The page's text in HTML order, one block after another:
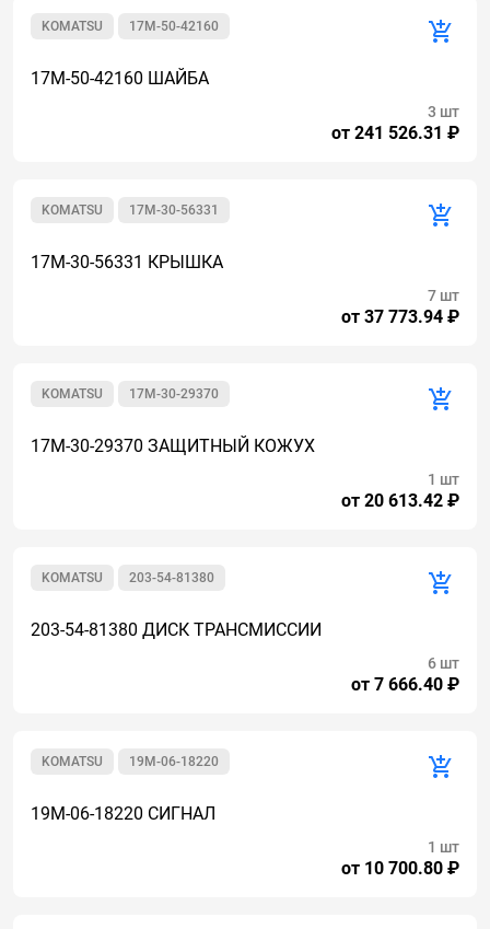
17M-50-42160
KOMATSU
17M-50-42160 ШАЙБА
от 241 526.31 ₽
3 шт
17M-30-56331
KOMATSU
17M-30-56331 КРЫШКА
от 37 773.94 ₽
7 шт
17M-30-29370
KOMATSU
17M-30-29370 ЗАЩИТНЫЙ КОЖУХ
от 20 613.42 ₽
1 шт
203-54-81380
KOMATSU
203-54-81380 ДИСК ТРАНСМИССИИ
от 7 666.40 ₽
6 шт
19M-06-18220
KOMATSU
19M-06-18220 СИГНАЛ
от 10 700.80 ₽
1 шт